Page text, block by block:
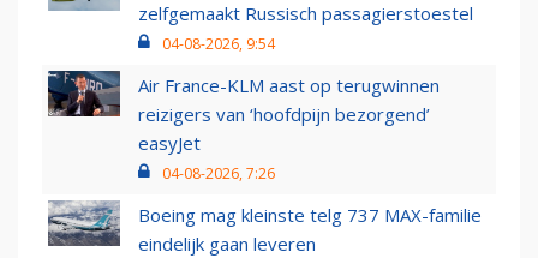
zelfgemaakt Russisch passagierstoestel
04-08-2026, 9:54
Air France-KLM aast op terugwinnen
reizigers van ‘hoofdpijn bezorgend’
easyJet
04-08-2026, 7:26
Boeing mag kleinste telg 737 MAX-familie
eindelijk gaan leveren